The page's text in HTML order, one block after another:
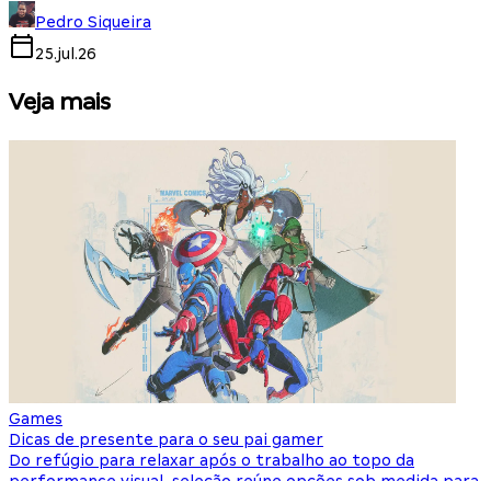
Pedro Siqueira
25.jul.26
Veja mais
Games
Dicas de presente para o seu pai gamer
Do refúgio para relaxar após o trabalho ao topo da